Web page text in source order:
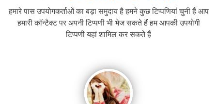
हमारे पास उपयोगकर्ताओं का बड़ा समुदाय है हमने कुछ टिप्पणियां चुनी हैं आप
हमारी कॉन्टैक्ट पर अपनी टिप्पणी भी भेज सकते हैं हम आपकी उपयोगी
टिप्पणी यहां शामिल कर सकते हैं